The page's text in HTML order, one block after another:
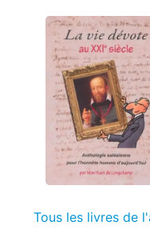
Tous les livres de